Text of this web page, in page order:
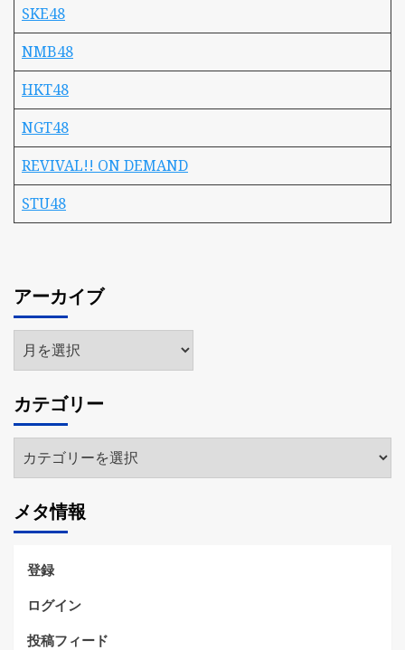
SKE48
NMB48
HKT48
NGT48
REVIVAL!! ON DEMAND
STU48
アーカイブ
ア
ー
イ
ブ
カテゴリー
テ
リ
ー
メタ情報
登録
ログイン
投稿フィード